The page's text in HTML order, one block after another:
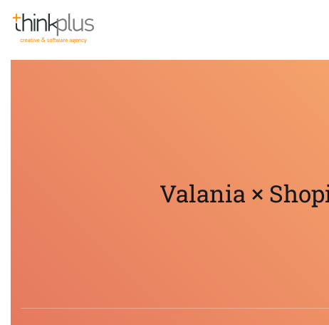
Think Plus
Valania ×